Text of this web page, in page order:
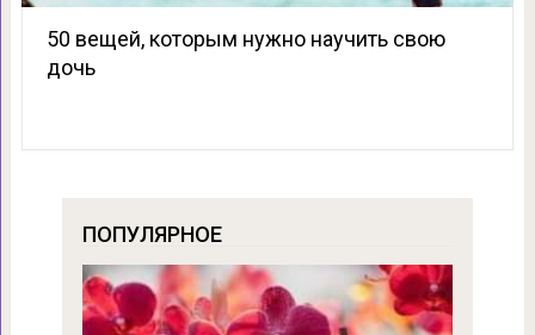
50 вещей, которым нужно научить свою
дочь
ПОПУЛЯРНОЕ